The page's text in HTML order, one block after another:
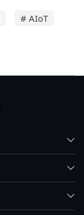
# AIoT